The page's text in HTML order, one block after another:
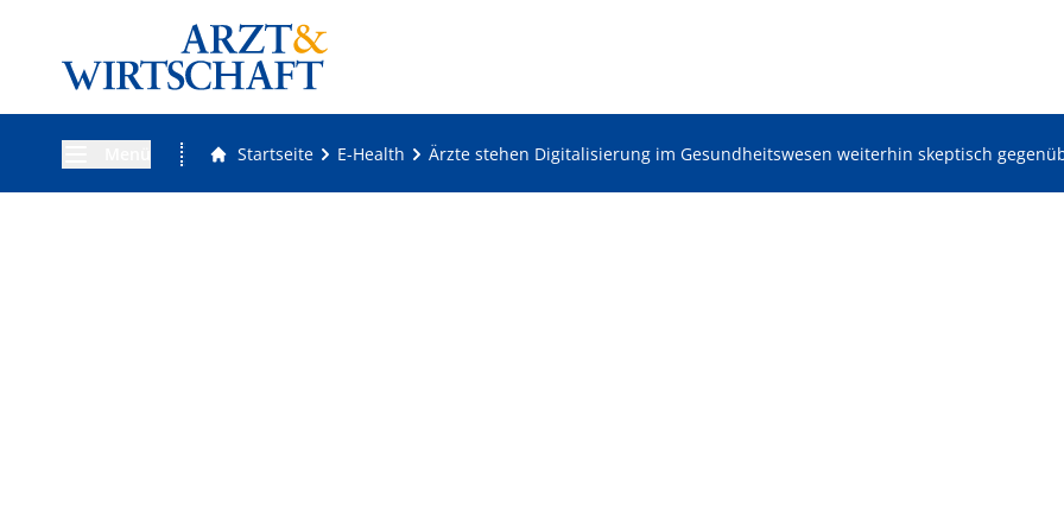
Startseite E-Health Ärzte stehen Digitalisierung im Gesundheitswesen weiterhin skeptisch